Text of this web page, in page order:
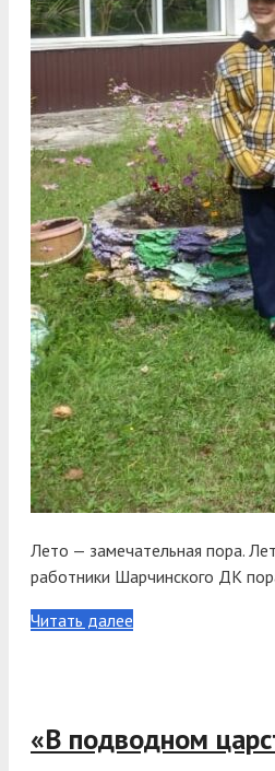
Лето — замечательная пора.
работники Шарчинского ДК
Читать далее
«В подводном